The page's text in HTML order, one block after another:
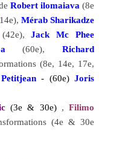
Robert ilomaiava(8e
Mérab Sharikadze
(42e),Jack Mc Phee
(60e), Richard
(8e, 14e, 17e,
- (60e) Joris
(3e & 30e),Filimo
(4e & 30e